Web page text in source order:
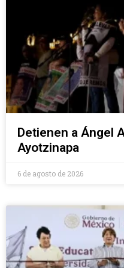
Detienen a Ángel
Ayotzinapa
6 de agosto de 2026